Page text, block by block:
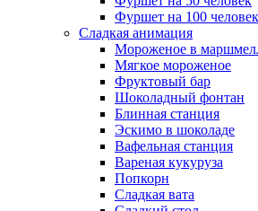
Фуршет на 100 человек
Сладкая анимация
Мороженое в
Мягкое мороженое
Фруктовый бар
Шоколадный фонтан
Блинная станция
Эскимо в шоколаде
Вафельная станция
Вареная кукуруза
Попкорн
Сладкая вата